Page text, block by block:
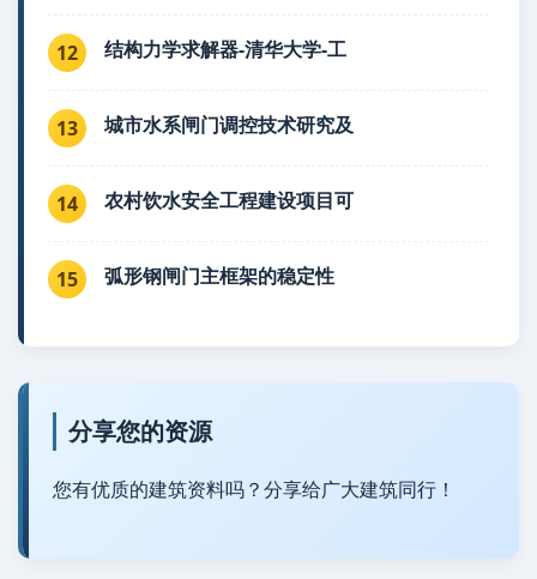
12 结构力学求解器-清华大学-工
13 城市水系闸门调控技术研究及
14 农村饮水安全工程建设项目可
15 弧形钢闸门主框架的稳定性
分享您的资源
您有优质的建筑资料吗？分享给广大建筑同行！